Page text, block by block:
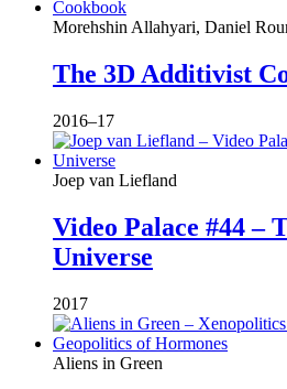
Morehshin Allahyari, Daniel
The 3D Additivist
2016–17
Joep van Liefland
Video Palace #44 –
Universe
2017
Aliens in Green